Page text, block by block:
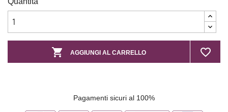
 AGGIUNGI AL CARRELLO favorite_border
Pagamenti sicuri al 100%